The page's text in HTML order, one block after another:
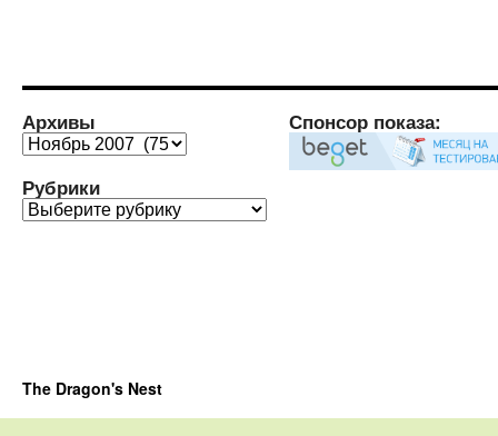
Архивы
Архивы
Рубрики
Рубрики
Спонсор показа:
The Dragon's Nest